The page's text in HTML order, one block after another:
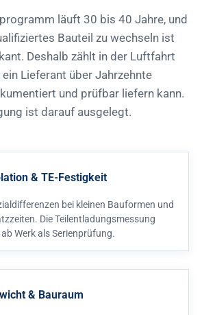
läuft 30 bis 40 Jahre, und
Bauteil zu wechseln ist
Deshalb zählt in der Luftfahrt
Lieferant über Jahrzehnte
und prüfbar liefern kann.
ist darauf ausgelegt.
& TE-Festigkeit
bei kleinen Bauformen und
Die Teilentladungsmessung
Werk als Serienprüfung.
& Bauraum